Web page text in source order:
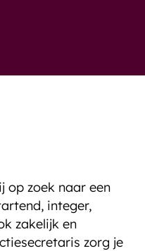
op zoek naar een
integer,
zakelijk en
zorg je